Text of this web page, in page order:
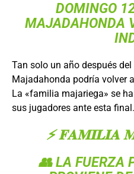
DOMINGO
MAJADAHONDA
Tan solo un año después
Majadahonda podría volver
La «familia majariega» se
sus jugadores ante esta final.
⚡️ 𝐅𝐀𝐌𝐈𝐋𝐈𝐀
👥 LA FUERZA